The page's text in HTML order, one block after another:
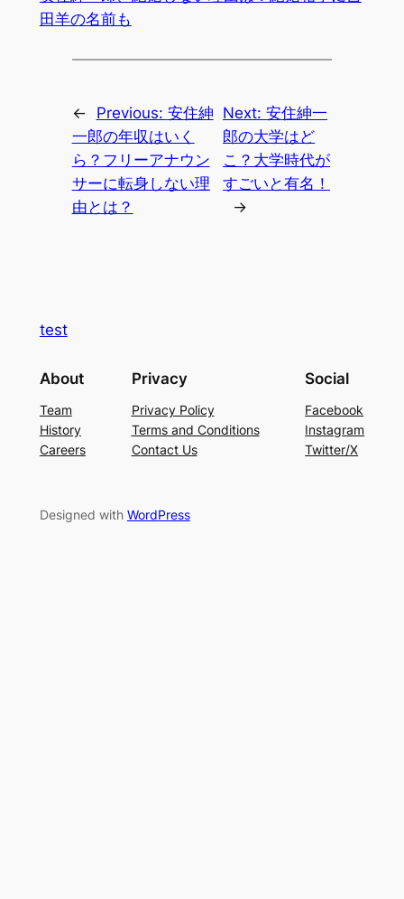
田羊の名前も
← Previous: 安住紳
一郎の年収はいく
ら？フリーアナウン
サーに転身しない理
由とは？
Next:安住紳一
郎の大学はど
こ？大学時代が
すごいと有名！
→
test
About
Team
History
Careers
Privacy
Privacy Policy
Terms and Conditions
Contact Us
Social
Facebook
Instagram
Twitter/X
Designed with WordPress